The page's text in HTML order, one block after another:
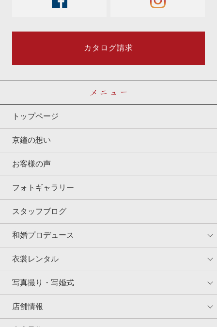
カタログ請求
トップページ
京鐘の想い
お客様の声
フォトギャラリー
スタッフブログ
和婚プロデュース
衣裳レンタル
写真撮り・写婚式
店舗情報